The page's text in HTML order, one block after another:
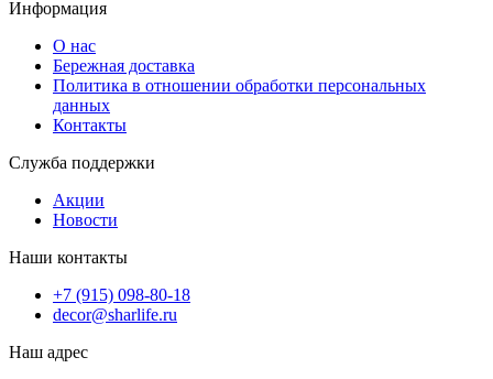
Информация
О нас
Бережная доставка
Политика в отношении обработки персональных
данных
Контакты
Служба поддержки
Акции
Новости
Наши контакты
+7 (915) 098-80-18
decor@sharlife.ru
Наш адрес